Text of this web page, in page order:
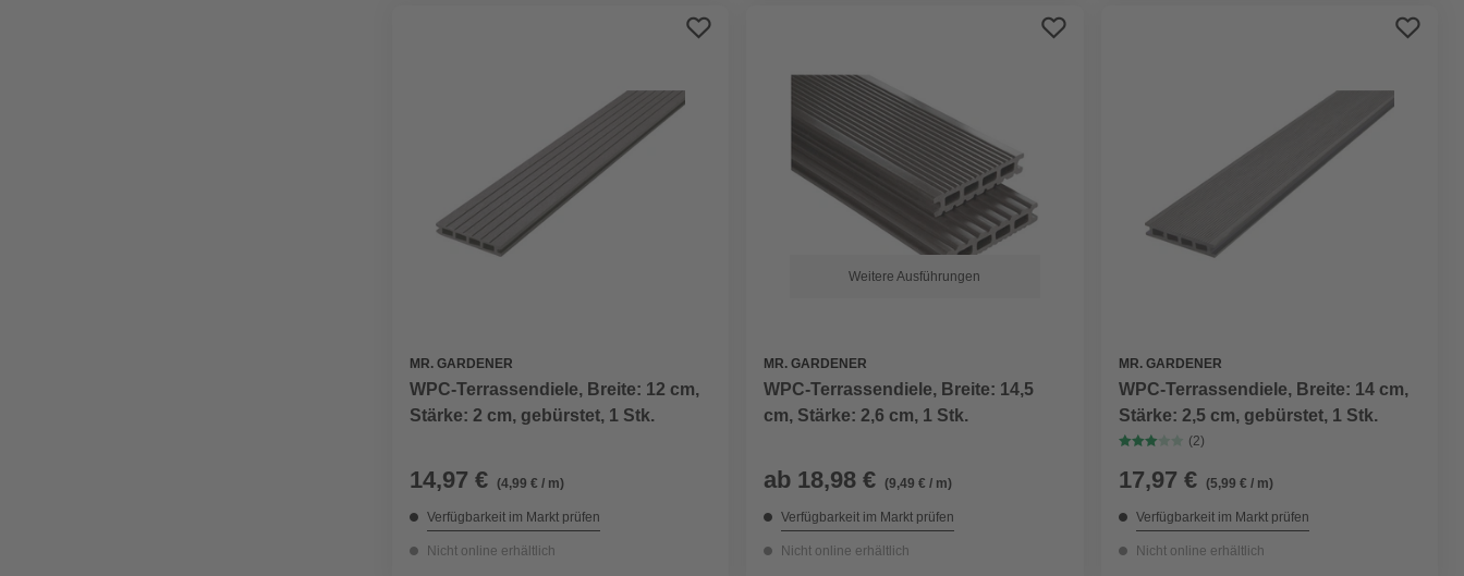
MR. GARDENER
WPC-Terrassendiele, Breite: 12 cm,
Stärke: 2 cm, gebürstet, 1 Stk.
14,97 € (4,99 € / m)
Verfügbarkeit im Markt prüfen
Nicht online erhältlich
Weitere Ausführungen
MR. GARDENER
WPC-Terrassendiele, Breite: 14,5
cm, Stärke: 2,6 cm, 1 Stk.
ab 18,98 € (9,49 € / m)
Verfügbarkeit im Markt prüfen
Nicht online erhältlich
MR. GARDENER
WPC-Terrassendiele, Breite: 14 cm,
Stärke: 2,5 cm, gebürstet, 1 Stk.
(2)
17,97 € (5,99 € / m)
Verfügbarkeit im Markt prüfen
Nicht online erhältlich